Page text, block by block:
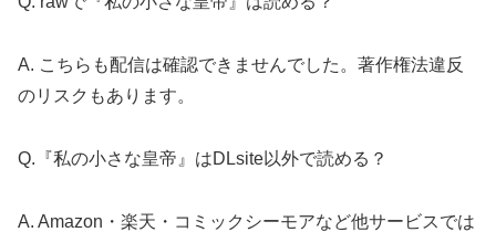
A. こちらも配信は確認できませんでした。著作権法違反
のリスクもあります。
Q.『私の小さな皇帝』はDLsite以外で読める？
A. Amazon・楽天・コミックシーモアなど他サービスでは